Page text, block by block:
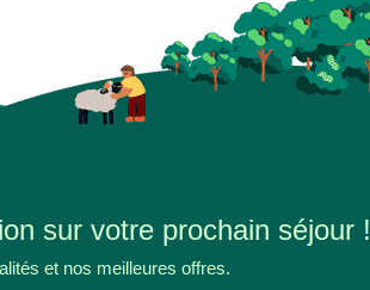
sur votre prochain séjour !
et nos meilleures offres.